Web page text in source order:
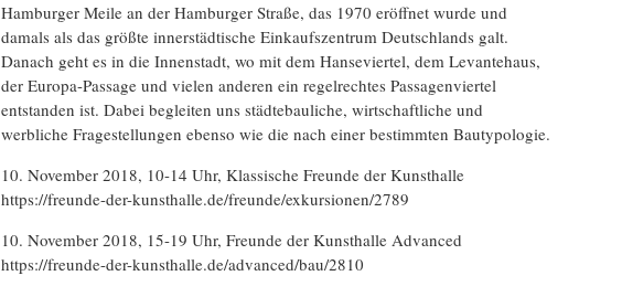
Hamburger Meile an der Hamburger Straße, das 1970 eröffnet wurde und
damals als das größte innerstädtische Einkaufszentrum Deutschlands galt.
Danach geht es in die Innenstadt, wo mit dem Hanseviertel, dem Levantehaus,
der Europa-Passage und vielen anderen ein regelrechtes Passagenviertel
entstanden ist. Dabei begleiten uns städtebauliche, wirtschaftliche und
werbliche Fragestellungen ebenso wie die nach einer bestimmten Bautypologie.
10. November 2018, 10-14 Uhr, Klassische Freunde der Kunsthalle
https://freunde-der-kunsthalle.de/freunde/exkursionen/2789
10. November 2018, 15-19 Uhr, Freunde der Kunsthalle Advanced
https://freunde-der-kunsthalle.de/advanced/bau/2810